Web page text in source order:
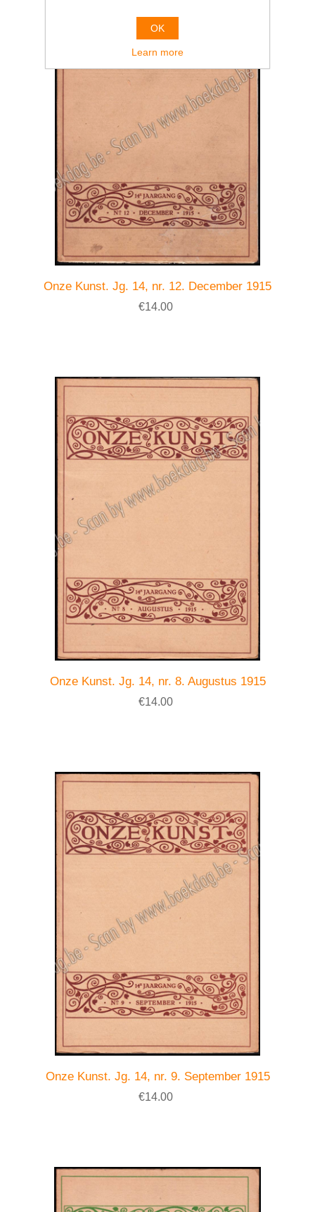
Onze Kunst. Jg. 14, nr. 12. December 1915
€14.00
Onze Kunst. Jg. 14, nr. 8. Augustus 1915
€14.00
Onze Kunst. Jg. 14, nr. 9. September 1915
€14.00
OK
Learn more